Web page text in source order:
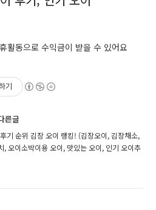
활동으로 수익금이 받을 수 있어요
기
른글
기 순위 김장 오이 랭킹! (김장오이, 김장채소,
, 오이소박이용 오이, 맛있는 오이, 인기 오이추